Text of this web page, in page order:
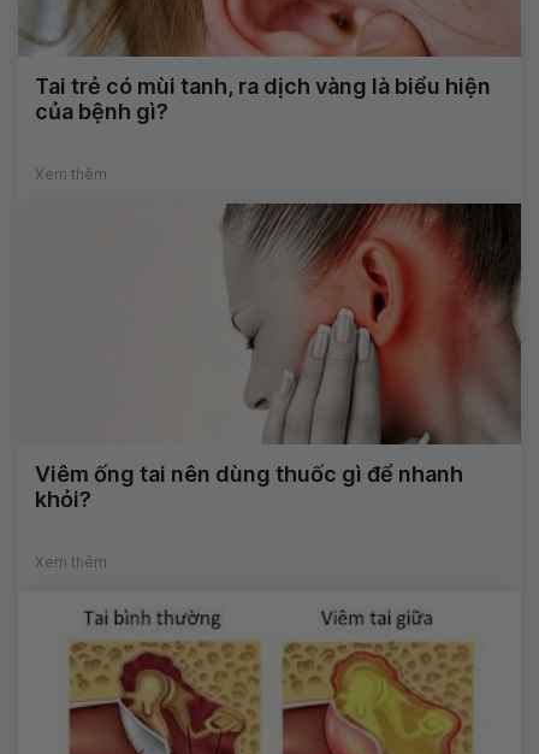
Tai trẻ có mùi tanh, ra dịch vàng là biểu hiện
của bệnh gì?
Xem thêm
Viêm ống tai nên dùng thuốc gì để nhanh
khỏi?
Xem thêm